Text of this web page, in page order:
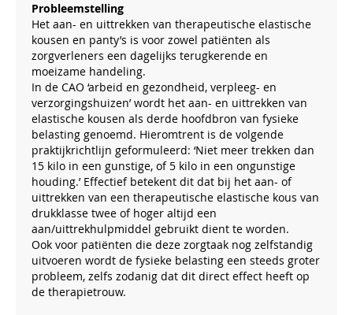
Probleemstelling
Het aan- en uittrekken van therapeutische elastische
kousen en panty’s is voor zowel patiënten als
zorgverleners een dagelijks terugkerende en
moeizame handeling.
In de CAO ‘arbeid en gezondheid, verpleeg- en
verzorgingshuizen’ wordt het aan- en uittrekken van
elastische kousen als derde hoofdbron van fysieke
belasting genoemd. Hieromtrent is de volgende
praktijkrichtlijn geformuleerd: ‘Niet meer trekken dan
15 kilo in een gunstige, of 5 kilo in een ongunstige
houding.’ Effectief betekent dit dat bij het aan- of
uittrekken van een therapeutische elastische kous van
drukklasse twee of hoger altijd een
aan/uittrekhulpmiddel gebruikt dient te worden.
Ook voor patiënten die deze zorgtaak nog zelfstandig
uitvoeren wordt de fysieke belasting een steeds groter
probleem, zelfs zodanig dat dit direct effect heeft op
de therapietrouw.